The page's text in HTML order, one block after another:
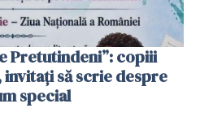
Pretutindeni”: copiii
să scrie despre
special